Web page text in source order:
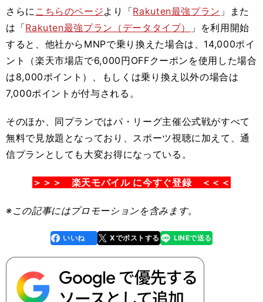
さらに こちらのページより「Rakuten最強プラン 」また
は「Rakuten最強プラン（データタイプ）
」を利用開始
すると、他社からMNPで乗り換えた場合は、14,000ポイ
ント（楽天市場店で6,000円OFFクーポンを使用した場合
は8,000ポイント）、もしくは乗り換え以外の場合は
7,000ポイントが付与される。
そのほか、同プランではパ・リーグ主催公式戦がすべて
無料で見放題となっており、スポーツ視聴に加えて、通
信プランとしても大変お得になっている。
＞＞＞ 楽天モバイル に今すぐ登録 ＜＜＜
※この記事にはプロモーションを含みます。
faceboo
k
いいね Xでポストする
line LINEで送る